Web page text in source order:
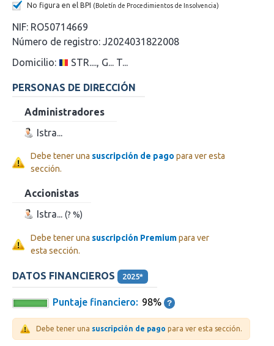
No figura en el BPI (Boletín de Procedimientos de Insolvencia)
NIF: RO50714669
Número de registro: J2024031822008
Domicilio:
STR...., G... T...
PERSONAS DE DIRECCIÓN
Administradores
Istra...
Debe tener una suscripción de pago para ver esta
sección.
Accionistas
Istra... (? %)
Debe tener una suscripción Premiumpara ver
esta sección.
DATOS FINANCIEROS 2025*
Puntaje financiero: 98%
Debe tener una suscripción de pago para ver esta sección.